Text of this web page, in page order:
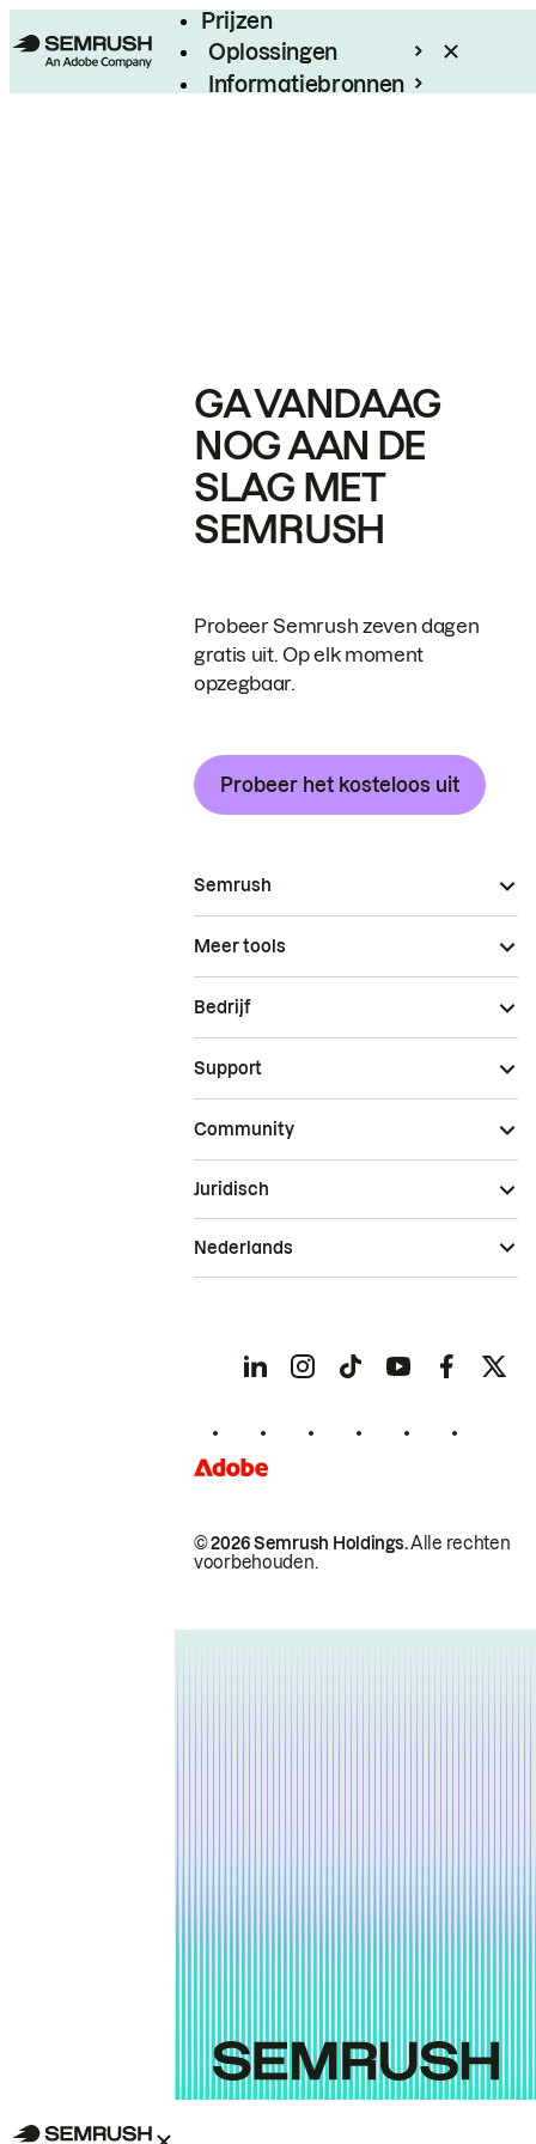
Prijzen
Oplossingen
Informatiebronnen
GA VANDAAG
NOG AAN DE
SLAG MET
SEMRUSH
Probeer Semrush zeven dagen
gratis uit. Op elk moment
opzegbaar.
Probeer het kosteloos uit
Semrush
Meer tools
Bedrijf
Support
Community
© 2026 Semrush Holdings.Alle rechten
voorbehouden.
Juridisch
Nederlands